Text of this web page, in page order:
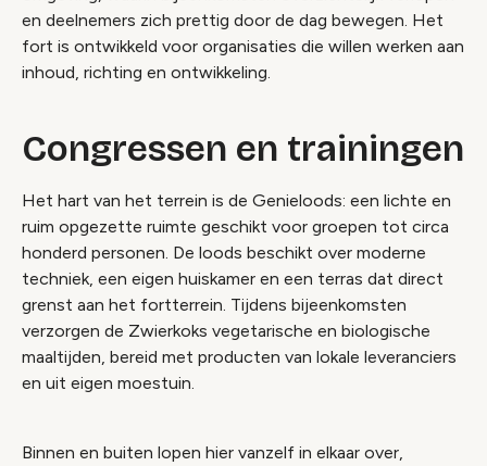
en deelnemers zich prettig door de dag bewegen. Het
fort is ontwikkeld voor organisaties die willen werken aan
inhoud, richting en ontwikkeling.
Congressen en trainingen
Het hart van het terrein is de Genieloods: een lichte en
ruim opgezette ruimte geschikt voor groepen tot circa
honderd personen. De loods beschikt over moderne
techniek, een eigen huiskamer en een terras dat direct
grenst aan het fortterrein. Tijdens bijeenkomsten
verzorgen de Zwierkoks vegetarische en biologische
maaltijden, bereid met producten van lokale leveranciers
en uit eigen moestuin.
Binnen en buiten lopen hier vanzelf in elkaar over,